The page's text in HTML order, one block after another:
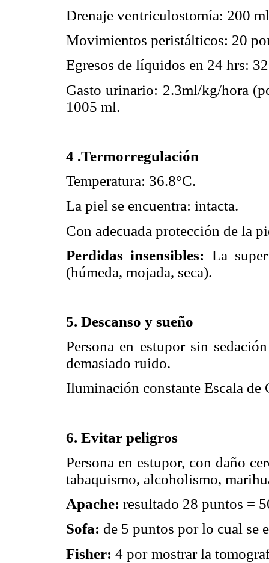
Drenaje ventriculostomía: 200
Movimientos peristálticos: 20
Egresos de líquidos en 24 hrs:
Gasto urinario: 2.3ml/kg/hora
1005 ml.
4 .Termorregulación
Temperatura: 36.8°C.
La piel se encuentra: intacta.
Con adecuada protección de la
Perdidas insensibles: La
(húmeda, mojada, seca).
5. Descanso y sueño
Persona en estupor sin
demasiado ruido.
Iluminación constante Escala
6. Evitar peligros
Persona en estupor, con daño
tabaquismo, alcoholismo,
Apache: resultado 28 puntos =
Sofa: de 5 puntos por lo cual se
Fisher: 4 por mostrar la